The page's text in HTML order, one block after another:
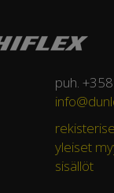
puh.
yleiset
sisällöt